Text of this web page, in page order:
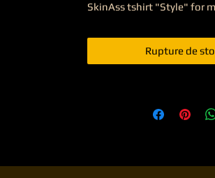
SkinAss tshirt "Style" for
Rupture de